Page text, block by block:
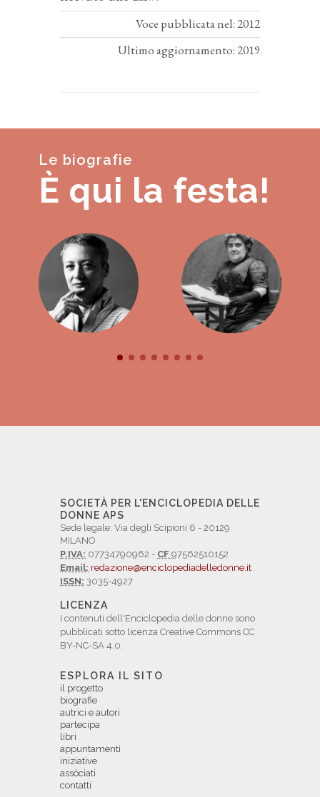
Voce pubblicata nel: 2012
Ultimo aggiornamento: 2019
Le biografie
È qui la festa!
SOCIETÀ PER L'ENCICLOPEDIA DELLE
DONNE APS
Sede legale: Via degli Scipioni 6 - 20129
MILANO
P.IVA: 07734790962 - CF 97562510152
Email: redazione@enciclopediadelledonne.it
ISSN: 3035-4927
LICENZA
I contenuti dell'Enciclopedia delle donne sono
pubblicati sotto licenza Creative Commons CC
BY-NC-SA 4.0.
ESPLORA IL SITO
il progetto
biografie
autrici e autori
partecipa
libri
appuntamenti
iniziative
assòciati
contatti